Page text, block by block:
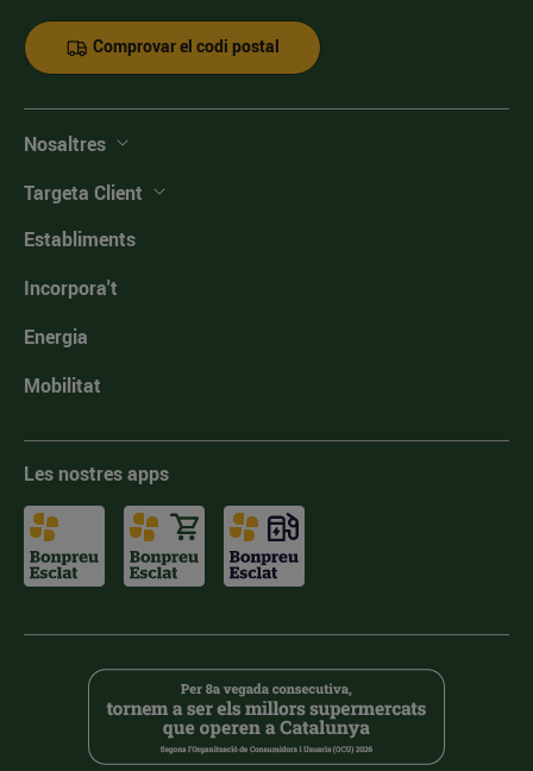
Comprovar el codi postal
Nosaltres
Targeta Client
Establiments
Incorpora't
Energia
Mobilitat
Les nostres apps